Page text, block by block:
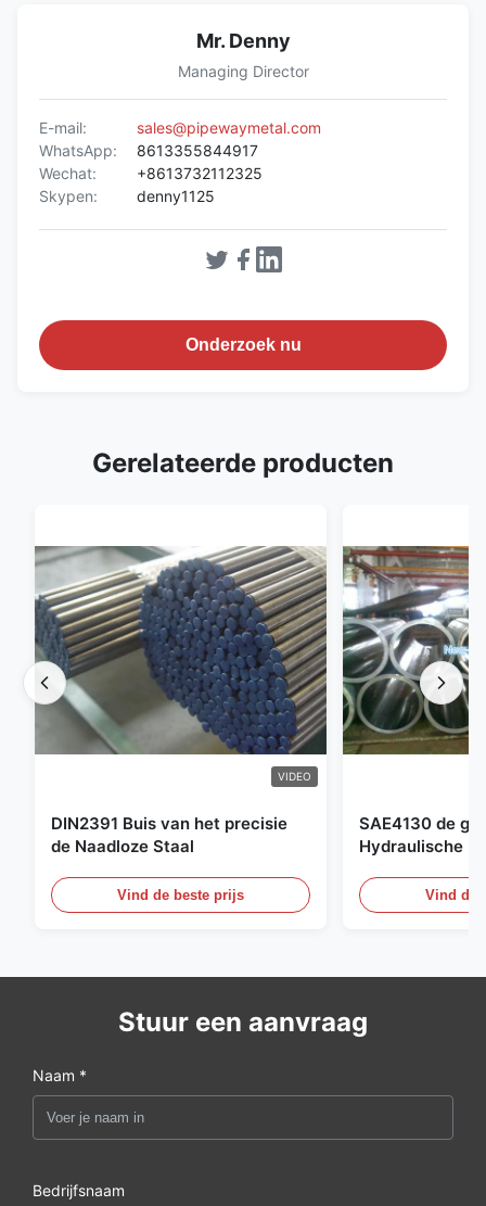
Mr. Denny
Managing Director
E-mail:
sales@pipewaymetal.com
WhatsApp:
8613355844917
Wechat:
+8613732112325
Skypen:
denny1125
Onderzoek nu
Gerelateerde producten
VIDEO
DIN2391 Buis van het precisie
de Naadloze Staal
Vind de beste prijs
SAE4130 de
Hydraulische
Vind de
Stuur een aanvraag
Naam *
Bedrijfsnaam